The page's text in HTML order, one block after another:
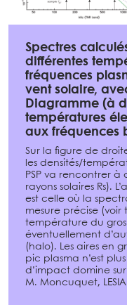
Spectres
différentes
fréquences
vent solaire,
Diagramme (à
températures
aux fréquences
Sur la figure de
les densités/
PSP va rencontrer à
rayons solaires Rs).
est celle où la
mesure précise
température du
éventuellement
(halo). Les aires en
pic plasma n’est
d’impact domine
M. Moncuquet, LESIA